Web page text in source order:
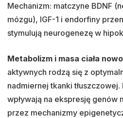
Mechanizm: matczyne BDNF
mózgu), IGF-1 i endorfiny
stymulują neurogenezę w
Metabolizm i masa ciała
aktywnych rodzą się z
nadmiernej tkanki
wpływają na ekspresję genów
przez mechanizmy